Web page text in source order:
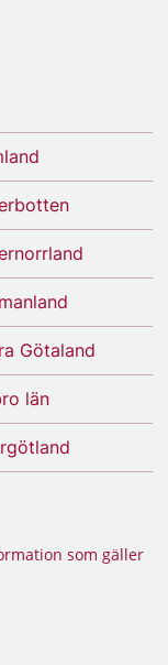
Götaland
län
som gäller